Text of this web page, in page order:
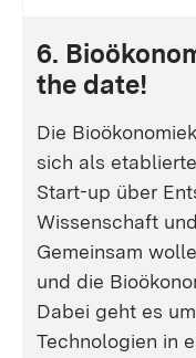
6.
the date!
Die
sich als
Start-up über
Wissenschaft
Gemeinsam
und die
Dabei geht es
Technologien in